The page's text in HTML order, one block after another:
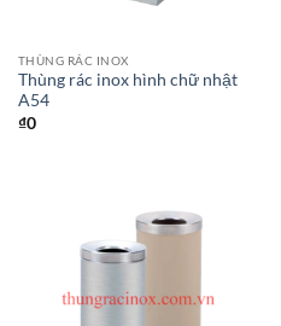
THÙNG RÁC INOX
Thùng rác inox hình chữ nhật
A54
₫0